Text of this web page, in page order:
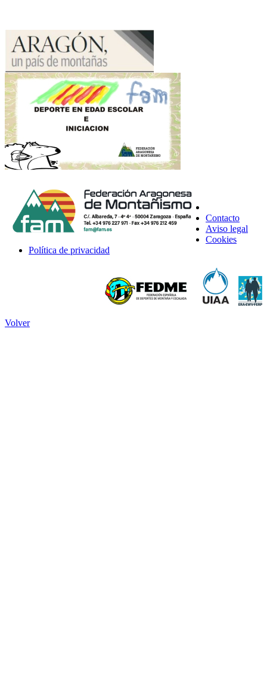
Contacto
Aviso legal
Cookies
Política de privacidad
Volver